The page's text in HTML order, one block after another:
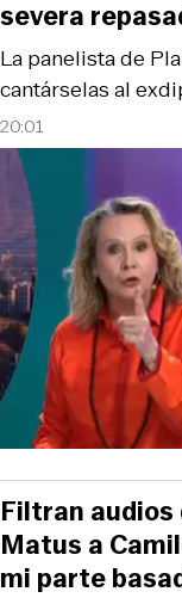
20:01
La panelista de
cantárselas al
severa
Filtran
Matus a
mi parte